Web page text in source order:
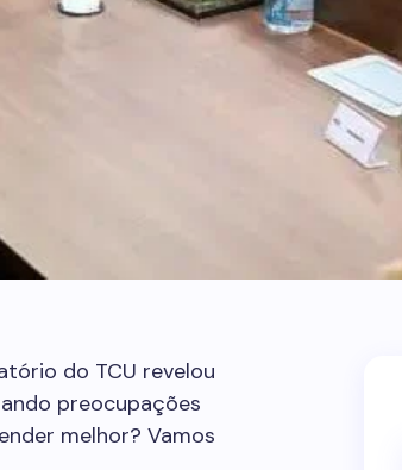
do TCU revelou
preocupações
melhor? Vamos